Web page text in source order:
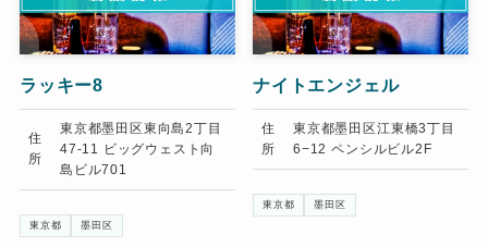
ラッキー8
住
所
東京都墨田区東向島2丁目
47-11 ビッグウェスト向
島ビル701
東京都 墨田区
ナイトエンジェル
住
所
東京都墨田区江東橋3丁目
6−12 ペンシルビル2F
東京都 墨田区